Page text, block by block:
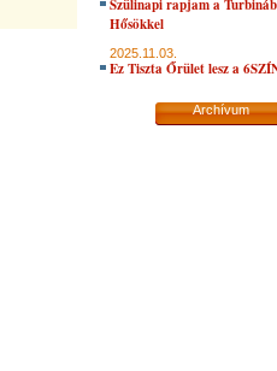
Szülinapi rapjam a
Hősökkel
2025.11.03.
Ez Tiszta Őrület lesz a
Archívum